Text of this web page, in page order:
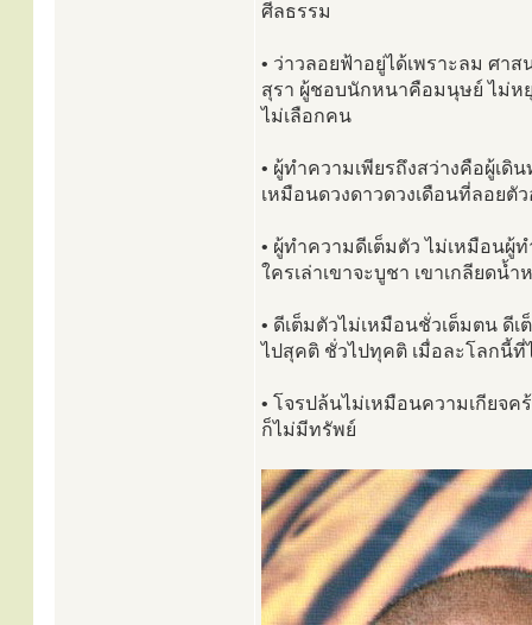
ศีลธรรม
• ว่าวลอยฟ้าอยู่ได้เพราะลม ศา
สุรา ผู้ชอบนักหนาคือมนุษย์ ไม่ห
ไม่เลือกคน
• ผู้ทำความเพียรถึงสว่างคือผู้เ
เหมือนดวงดาวดวงเดือนที่ลอยตั
• ผู้ทำความดีเต็มตัว ไม่เหมือนผู้
ใครเล่าเขาจะบูชา เขาเกลียดน้
• ดีเต็มตัวไม่เหมือนชั่วเต็มตน ดี
ไปสุคติ ชั่วไปทุคติ เมื่อละโลกนี้ที่
• โจรปล้นไม่เหมือนความเกียจค
ก็ไม่มีทรัพย์